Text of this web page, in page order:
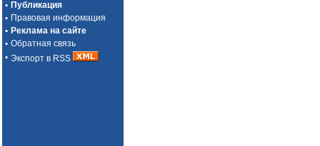
• Публикация
• Правовая информация
• Реклама на сайте
• Обратная связь
• Экспорт в RSS